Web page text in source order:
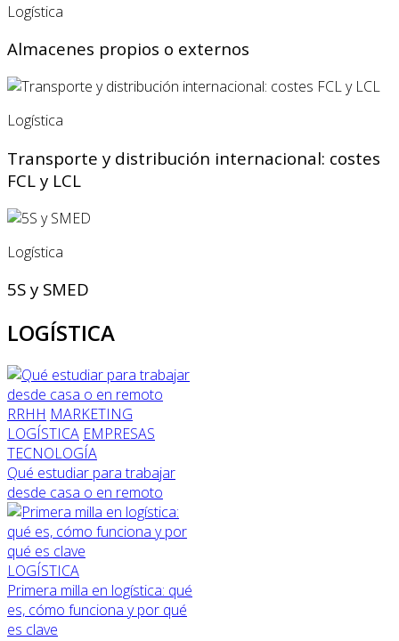
Logística
Almacenes propios o externos
Logística
Transporte y distribución internacional: costes
FCL y LCL
Logística
5S y SMED
LOGÍSTICA
RRHH MARKETING
LOGÍSTICA EMPRESAS
TECNOLOGÍA
Qué estudiar para trabajar
desde casa o en remoto
LOGÍSTICA
Primera milla en logística: qué
es, cómo funciona y por qué
es clave